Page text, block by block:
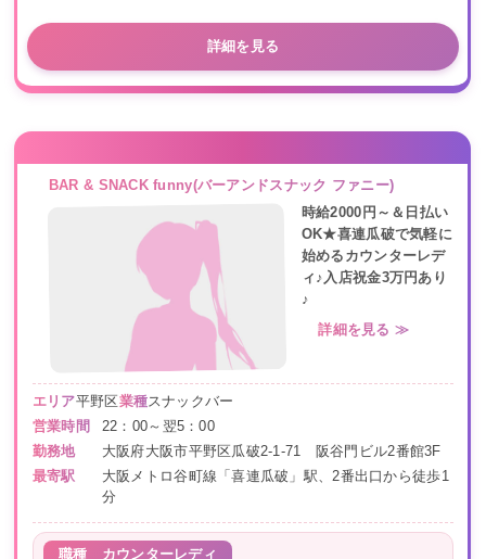
詳細を見る
BAR & SNACK funny(バーアンドスナック ファニー)
時給2000円～＆日払い
OK★喜連瓜破で気軽に
始めるカウンターレデ
ィ♪入店祝金3万円あり
♪
詳細を見る ≫
エリア平野区 業種スナックバー
営業時間
22：00～翌5：00
勤務地
大阪府大阪市平野区瓜破2-1-71 阪谷門ビル2番館3F
最寄駅
大阪メトロ谷町線「喜連瓜破」駅、2番出口から徒歩1
分
職種 カウンターレディ